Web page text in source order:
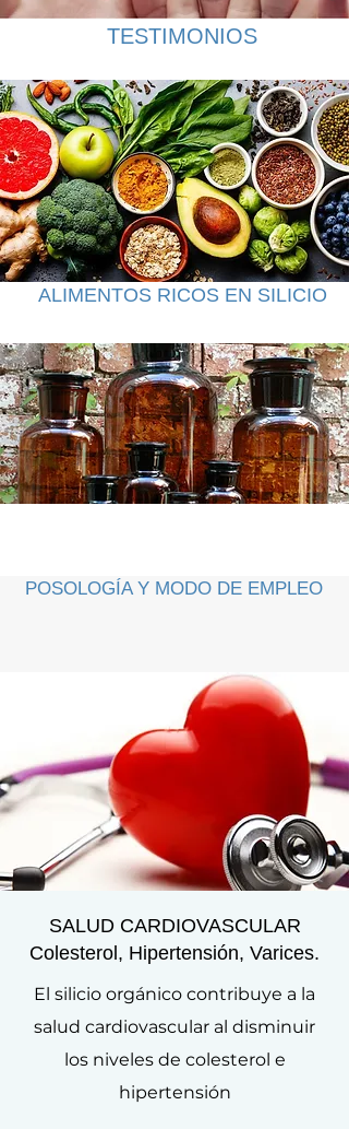
TESTIMONIOS
ALIMENTOS RICOS EN SILICIO
POSOLOGÍA Y MODO DE EMPLEO
SALUD CARDIOVASCULAR
Colesterol, Hipertensión, Varices.
El silicio orgánico contribuye a la
salud cardiovascular al disminuir
los niveles de colesterol e
hipertensión